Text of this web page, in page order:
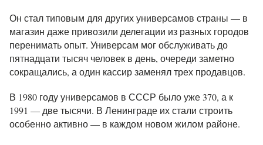
Он стал типовым для других универсамов страны — в
магазин даже привозили делегации из разных городов
перенимать опыт. Универсам мог обслуживать до
пятнадцати тысяч человек в день, очереди заметно
сокращались, а один кассир заменял трех продавцов.
В 1980 году универсамов в СССР было уже 370, а к
1991 — две тысячи. В Ленинграде их стали строить
особенно активно — в каждом новом жилом районе.